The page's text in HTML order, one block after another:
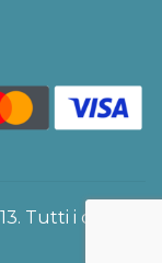
Tutti i diritti